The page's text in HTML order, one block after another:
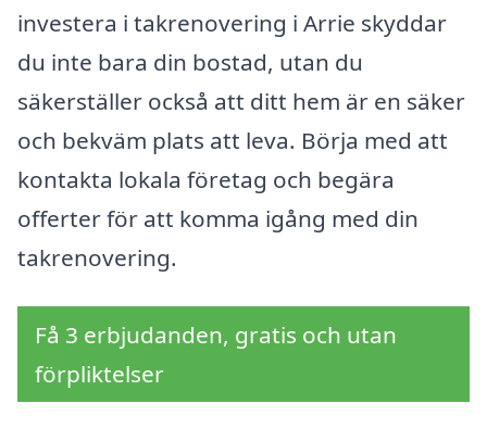
investera i takrenovering i Arrie skyddar
du inte bara din bostad, utan du
säkerställer också att ditt hem är en säker
och bekväm plats att leva. Börja med att
kontakta lokala företag och begära
offerter för att komma igång med din
takrenovering.
Få 3 erbjudanden, gratis och utan
förpliktelser